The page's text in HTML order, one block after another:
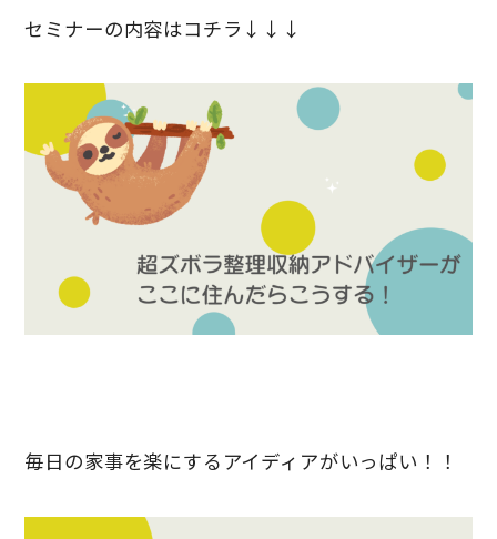
セミナーの内容はコチラ↓↓↓
毎日の家事を楽にするアイディアがいっぱい！！